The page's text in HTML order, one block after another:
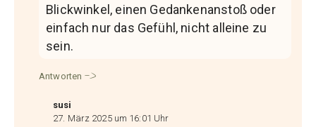
Blickwinkel, einen Gedankenanstoß oder
einfach nur das Gefühl, nicht alleine zu
sein.
Antworten
susi
27. März 2025 um 16:01 Uhr